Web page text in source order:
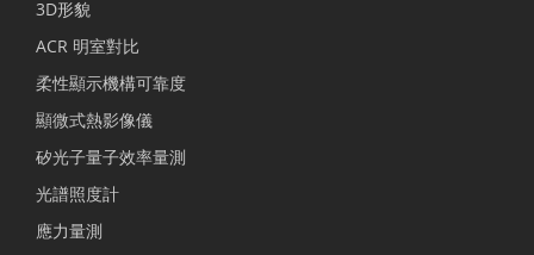
3D形貌
ACR 明室對比
柔性顯示機構可靠度
顯微式熱影像儀
矽光子量子效率量測
光譜照度計
應力量測